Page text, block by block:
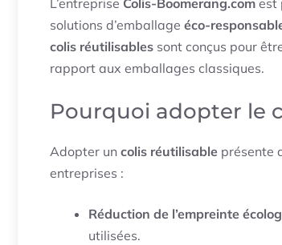
L’entreprise Colis-Boomerang.com est
solutions d’emballage éco-
colis réutilisables sont conçus pour
rapport aux emballages classiques.
Pourquoi adopter le
Adopter un colis réutilisable présente
entreprises :
Réduction de l’empreinte
utilisées.